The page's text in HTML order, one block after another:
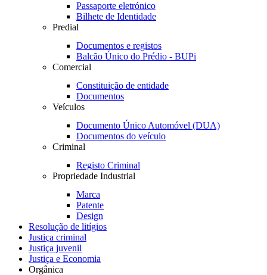
Passaporte eletrónico
Bilhete de Identidade
Predial
Documentos e registos
Balcão Único do Prédio - BUPi
Comercial
Constituição de entidade
Documentos
Veículos
Documento Único Automóvel (DUA)
Documentos do veículo
Criminal
Registo Criminal
Propriedade Industrial
Marca
Patente
Design
Resolução de litígios
Justiça criminal
Justiça juvenil
Justiça e Economia
Orgânica